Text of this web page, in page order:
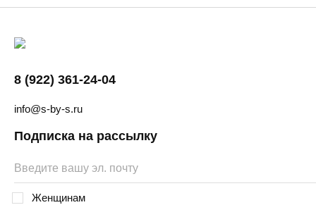
8 (922) 361-24-04
info@s-by-s.ru
Подписка на рассылку
Женщинам